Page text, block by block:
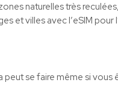
naturelles très
et villes avec l’eSIM pour
peut se faire même si